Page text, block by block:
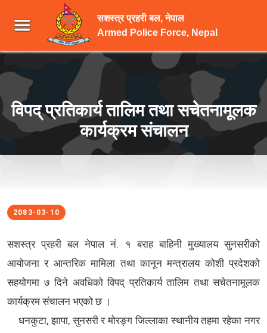
सशस्त्र प्रहरी बल, नेपाल
Armed Police Force, Nepal
विपद् प्रतिकार्य तालिम तथा सचेतनामूलक
कार्यक्रम संचालन
2083-03-10
सशस्त्र प्रहरी बल नेपाल नं. १ बराह बाहिनी मुख्यालय सुनसरीको
आयोजना र आन्तरिक मामिला तथा कानून मन्त्रालय कोशी प्रदेशको
सहयोगमा ७ दिने अवधिको विपद् प्रतिकार्य तालिम तथा सचेतनामूलक
कार्यक्रम संचालन भएको छ ।
धनकुटा, झापा, सुनसरी र मोरङ्ग जिल्लाका स्थानीय तहमा रहेका नगर